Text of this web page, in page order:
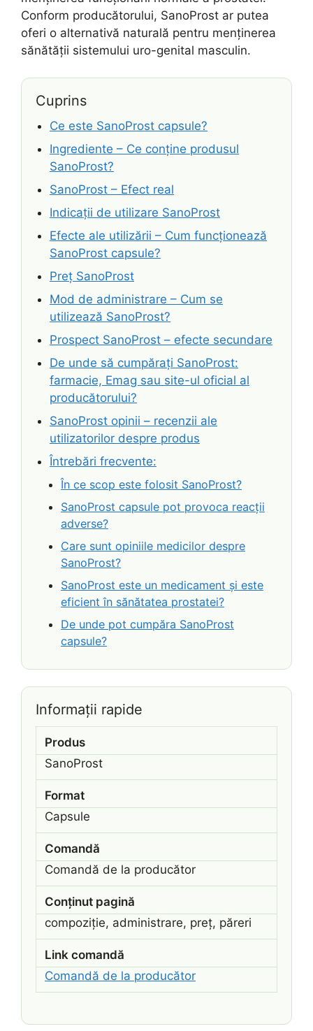
Conform producătorului, SanoProst ar putea
oferi o alternativă naturală pentru menținerea
sănătății sistemului uro-genital masculin.
Cuprins
Ce este SanoProst capsule?
Ingrediente – Ce conține produsul
SanoProst?
SanoProst – Efect real
Indicații de utilizare SanoProst
Efecte ale utilizării – Cum funcționează
SanoProst capsule?
Preț SanoProst
Mod de administrare – Cum se
utilizează SanoProst?
Prospect SanoProst – efecte secundare
De unde să cumpărați SanoProst:
farmacie, Emag sau site-ul oficial al
producătorului?
SanoProst opinii – recenzii ale
utilizatorilor despre produs
Întrebări frecvente:
În ce scop este folosit SanoProst?
SanoProst capsule pot provoca reacții
adverse?
Care sunt opiniile medicilor despre
SanoProst?
SanoProst este un medicament și este
eficient în sănătatea prostatei?
De unde pot cumpăra SanoProst
capsule?
Informații rapide
Produs
SanoProst
Format
Capsule
Comandă
Comandă de la producător
Conținut pagină
compoziție, administrare, preț, păreri
Link comandă
Comandă de la producător